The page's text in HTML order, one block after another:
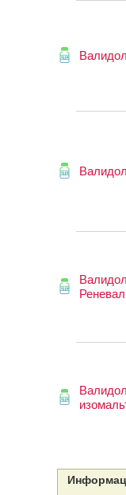
Валидол
Валидол
Валидол
Реневал